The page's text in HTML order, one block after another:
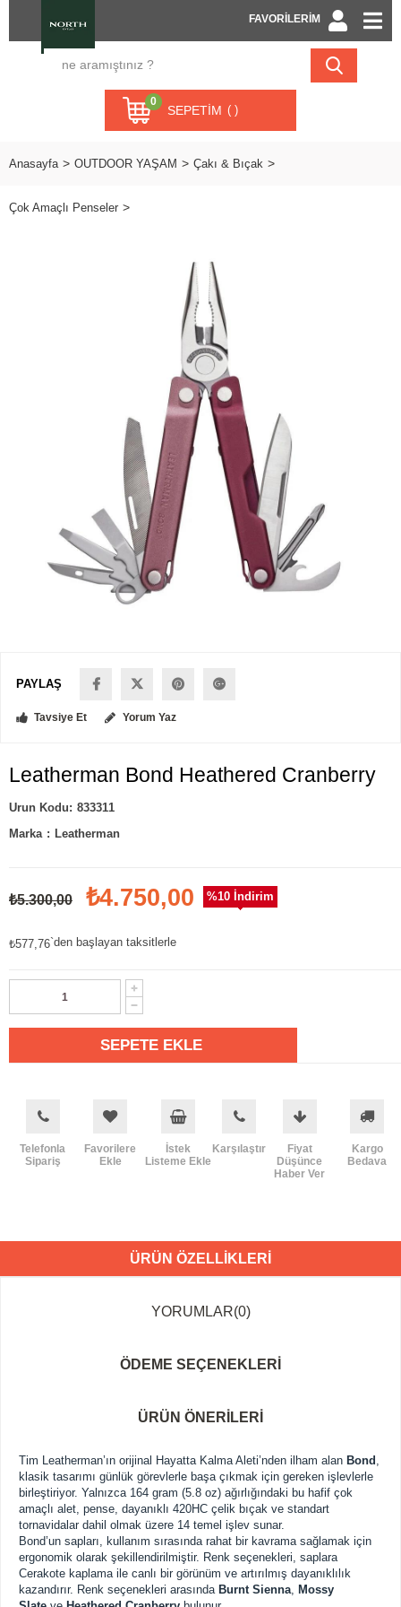
FAVORİLERİM
SEPETIM
0
Anasayfa OUTDOOR YAŞAM Çakı & Bıçak
Çok Amaçlı Penseler
PAYLAŞ
Tavsiye Et Yorum Yaz
Leatherman Bond Heathered Cranberry
833311
Marka : Leatherman
₺5.300,00 ₺4.750,00
₺577,76`den başlayan taksitlerle
%10 İndirim
Telefonla
Sipariş
Favorilere
Ekle
İstek
Listeme Ekle
Karşılaştır
Fiyat
Düşünce
Haber Ver
Kargo
Bedava
ÜRÜN ÖZELLIKLERI
YORUMLAR(0)
ÖDEME SEÇENEKLERI
ÜRÜN ÖNERILERI
Tim Leatherman’ın orijinal Hayatta Kalma Aleti’nden ilham alan Bond ,
klasik tasarımı günlük görevlerle başa çıkmak için gereken işlevlerle
birleştiriyor. Yalnızca 164 gram (5.8 oz) ağırlığındaki bu hafif çok
amaçlı alet, pense, dayanıklı 420HC çelik bıçak ve standart
tornavidalar dahil olmak üzere 14 temel işlev sunar.
Bond’un sapları, kullanım sırasında rahat bir kavrama sağlamak için
ergonomik olarak şekillendirilmiştir. Renk seçenekleri, saplara
Cerakote kaplama ile canlı bir görünüm ve artırılmış dayanıklılık
kazandırır. Renk seçenekleri arasında Burnt Sienna, Mossy